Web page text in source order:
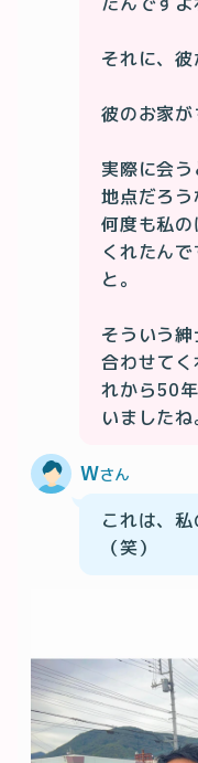
それに、彼
彼のお家が
実際に会
地点だろ
何度も私
くれたん
と。
そういう
合わせて
れから50
いましたね
Wさん
これは、
（笑）